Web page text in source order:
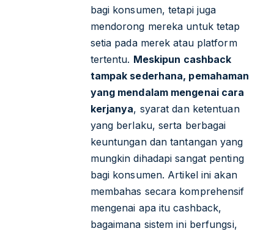
bagi konsumen, tetapi juga
mendorong mereka untuk tetap
setia pada merek atau platform
tertentu. Meskipun cashback
tampak sederhana, pemahaman
yang mendalam mengenai cara
kerjanya, syarat dan ketentuan
yang berlaku, serta berbagai
keuntungan dan tantangan yang
mungkin dihadapi sangat penting
bagi konsumen. Artikel ini akan
membahas secara komprehensif
mengenai apa itu cashback,
bagaimana sistem ini berfungsi,